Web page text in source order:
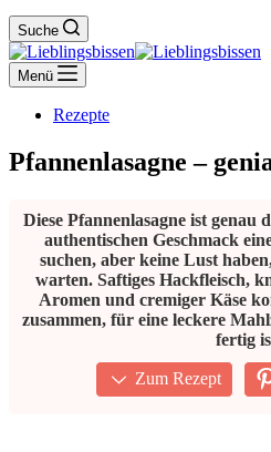
Suche
Menü
Rezepte
Pfannenlasagne –
Diese Pfannenlasagne ist genau
authentischen Geschmack
suchen, aber keine Lust
warten. Saftiges Hackfleisch,
Aromen und cremiger Käse
zusammen, für eine leckere
fertig
Zum Rezept